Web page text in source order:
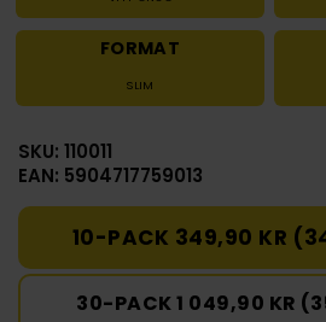
FORMAT
SLIM
SKU: 110011
EAN: 5904717759013
10-PACK 349,90 KR
30-PACK 1 049,90 KR